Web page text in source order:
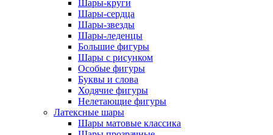
Шары-круги
Шары-сердца
Шары-звезды
Шары-леденцы
Большие фигуры
Шары с рисунком
Особые фигуры
Буквы и слова
Ходячие фигуры
Нелетающие фигуры
Латексные шары
Шары матовые классика